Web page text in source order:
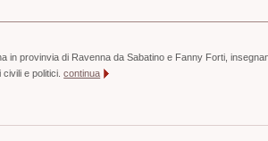
in provinvia di Ravenna da Sabatino e Fanny Forti,
civili e politici.continua